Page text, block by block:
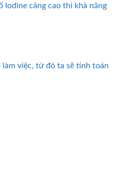
Iodine càng cao thì khả năng
làm việc, từ đó ta sẽ tính toán